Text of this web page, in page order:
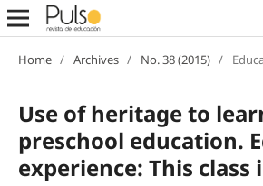
Home / Archives / No. 38 (2015) /
Use of heritage to
preschool education.
experience: This class